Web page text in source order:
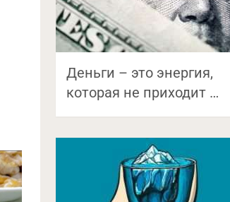
Деньги – это энергия,
которая не приходит …